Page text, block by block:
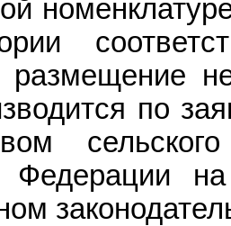
размещение
по
Федерации